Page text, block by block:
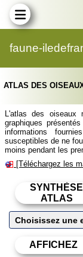
faune-
ATLAS DES
L'atlas des
graphiques
informations
susceptibles de ne
moins pendant les
[Téléchargez les